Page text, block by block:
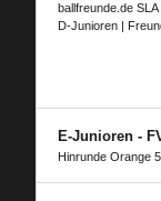
ballfreunde.de
D-Junioren |
E-Junioren -
Hinrunde Orange